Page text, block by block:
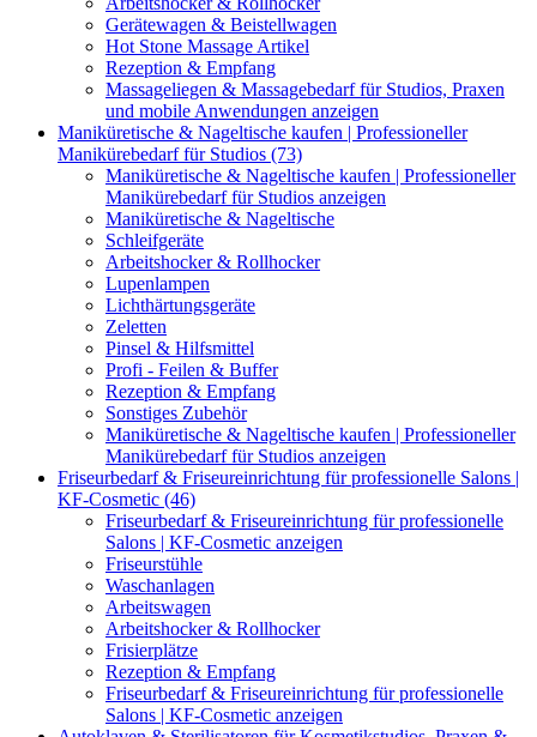
Gerätewagen & Beistellwagen
Hot Stone Massage Artikel
Rezeption & Empfang
Massageliegen & Massagebedarf für Studios, Praxen
und mobile Anwendungen anzeigen
Maniküretische & Nageltische kaufen | Professioneller
Manikürebedarf für Studios (73)
Maniküretische & Nageltische kaufen | Professioneller
Manikürebedarf für Studios anzeigen
Maniküretische & Nageltische
Schleifgeräte
Arbeitshocker & Rollhocker
Lupenlampen
Lichthärtungsgeräte
Zeletten
Pinsel & Hilfsmittel
Profi - Feilen & Buffer
Rezeption & Empfang
Sonstiges Zubehör
Maniküretische & Nageltische kaufen | Professioneller
Manikürebedarf für Studios anzeigen
Friseurbedarf & Friseureinrichtung für professionelle Salons |
KF-Cosmetic (46)
Friseurbedarf & Friseureinrichtung für professionelle
Salons | KF-Cosmetic anzeigen
Friseurstühle
Waschanlagen
Arbeitswagen
Arbeitshocker & Rollhocker
Frisierplätze
Rezeption & Empfang
Friseurbedarf & Friseureinrichtung für professionelle
Salons | KF-Cosmetic anzeigen